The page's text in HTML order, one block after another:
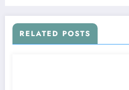
RELATED POSTS